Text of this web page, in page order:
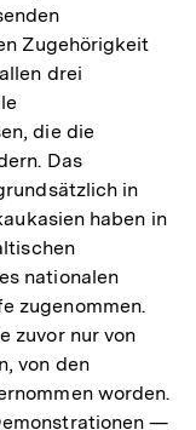
Zugehörigkeit
drei
die die
Das
in
haben in
nationalen
zugenommen.
zuvor nur von
von den
worden.
—